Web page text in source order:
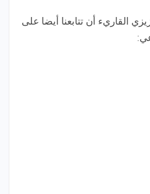
القاريء أن تتابعنا أيضا على